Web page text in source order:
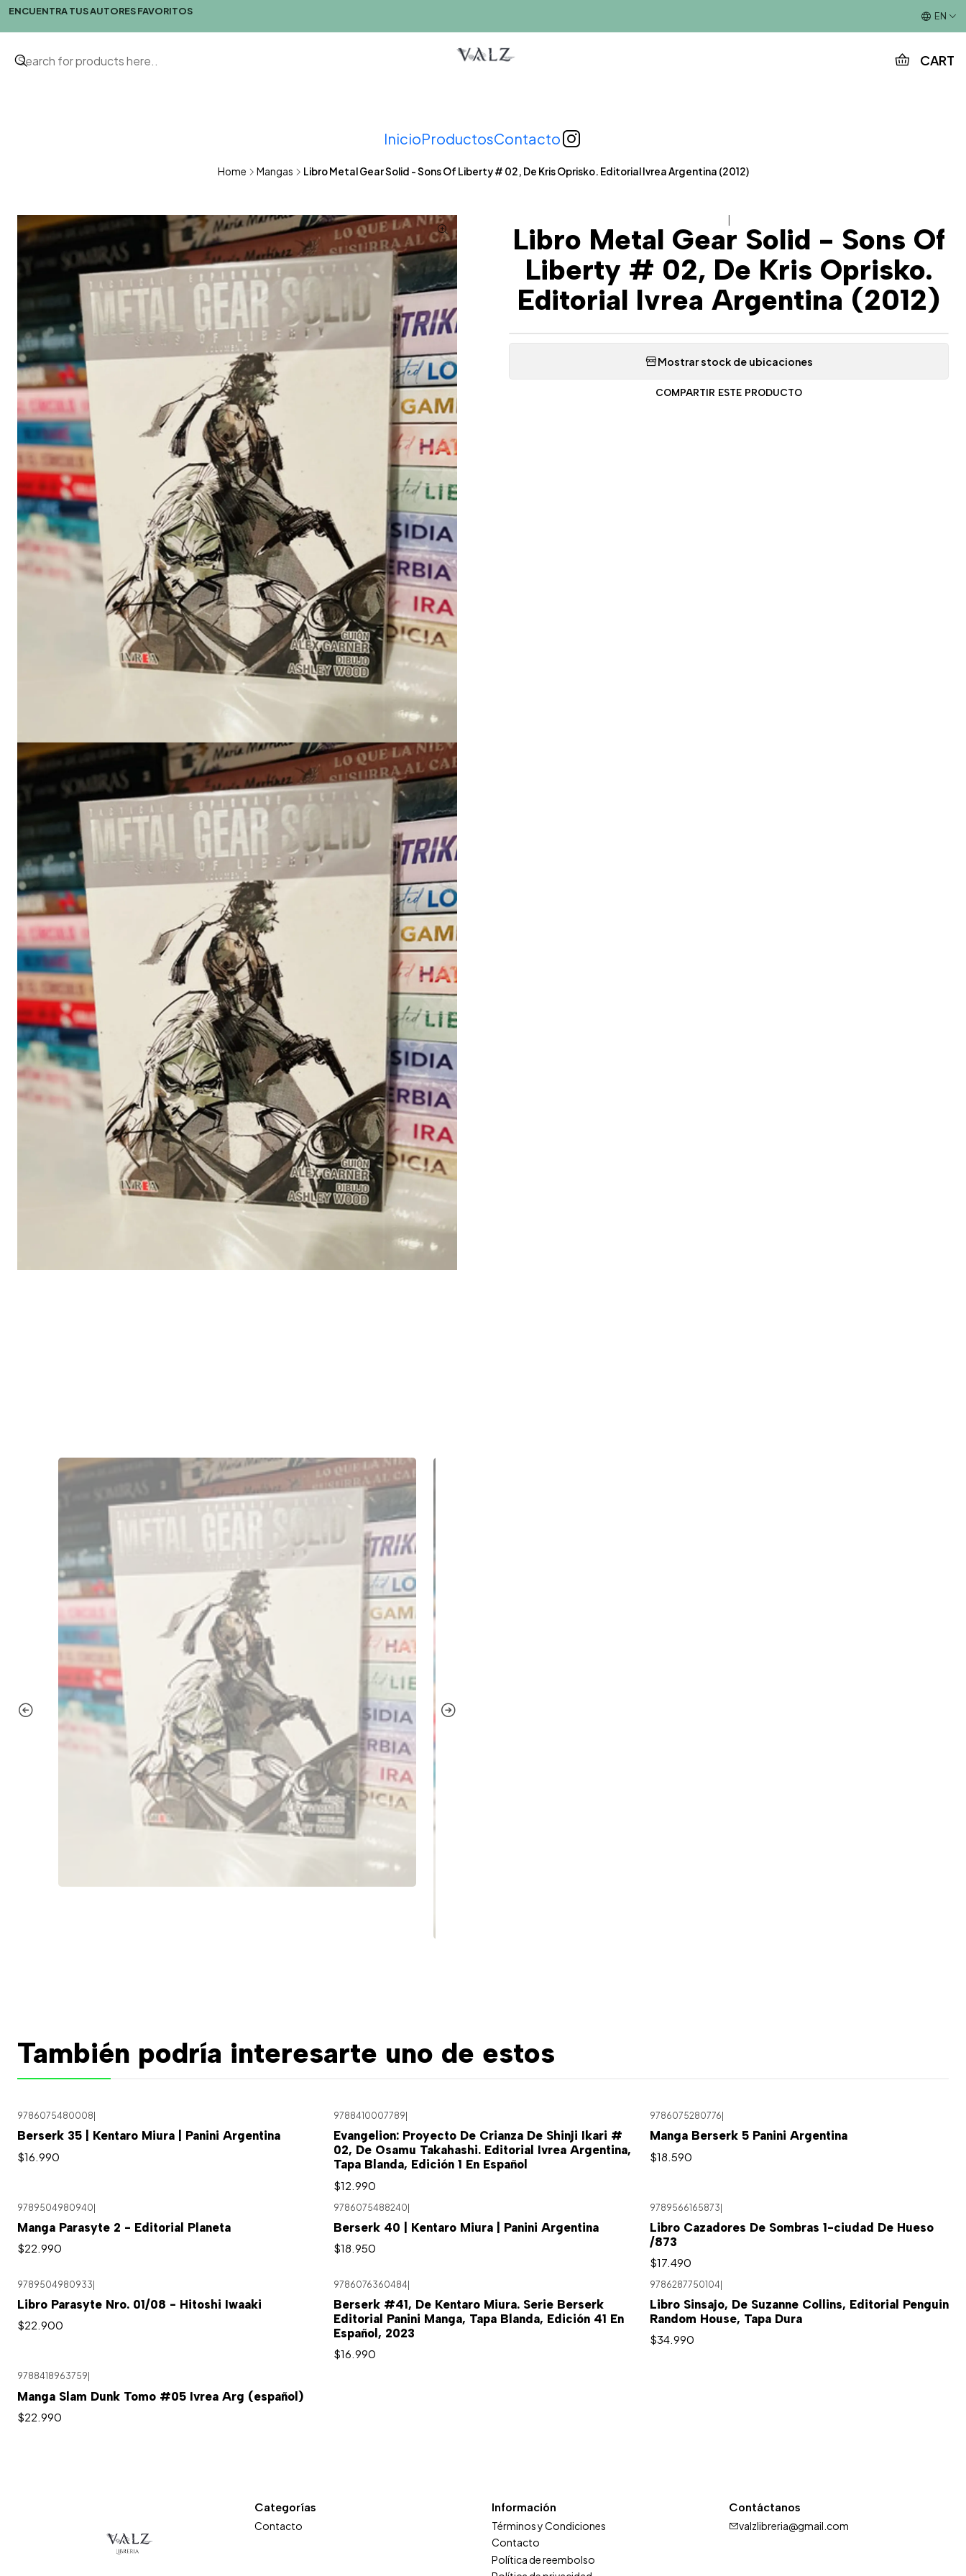
CART
InicioProductosContacto
ENCUENTRA TUS AUTORES FAVORITOS EN
Home Mangas Libro Metal Gear Solid - Sons Of Liberty # 02, De Kris Oprisko. Editorial Ivrea Argentina (2012)
Libro Metal Gear Solid - Sons Of
Liberty # 02, De Kris Oprisko.
Editorial Ivrea Argentina (2012)
Mostrar stock de ubicaciones
COMPARTIR ESTE PRODUCTO
También podría interesarte uno de estos
9786075480008
Berserk 35 | Kentaro Miura | Panini Argentina
$16.990
9788410007789
Evangelion: Proyecto De Crianza De Shinji Ikari #
02, De Osamu Takahashi. Editorial Ivrea Argentina,
Tapa Blanda, Edición 1 En Español
$12.990
9786075280776
Manga Berserk 5 Panini Argentina
$18.590
9789504980940|
Manga Parasyte 2 - Editorial Planeta
$22.990
9786075488240|
Berserk 40 | Kentaro Miura | Panini Argentina
$18.950
9789566165873|
Libro Cazadores De Sombras 1-ciudad De Hueso
/873
$17.490
9789504980933
Libro Parasyte Nro. 01/08 - Hitoshi Iwaaki
$22.900
9786076360484
Berserk #41, De Kentaro Miura. Serie Berserk
Editorial Panini Manga, Tapa Blanda, Edición 41 En
Español, 2023
$16.990
9786287750104
Libro Sinsajo, De Suzanne Collins, Editorial Penguin
Random House, Tapa Dura
$34.990
9788418963759
Manga Slam Dunk Tomo #05 Ivrea Arg (español)
$22.990
Categorías
Contacto
Información
Términos y Condiciones
Contacto
Política de reembolso
Contáctanos
valzlibreria@gmail.com